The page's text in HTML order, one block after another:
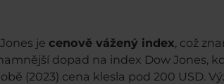
je cenově vážený index, což
dopad na index Dow Jones,
(2023) cena klesla pod 200 USD.